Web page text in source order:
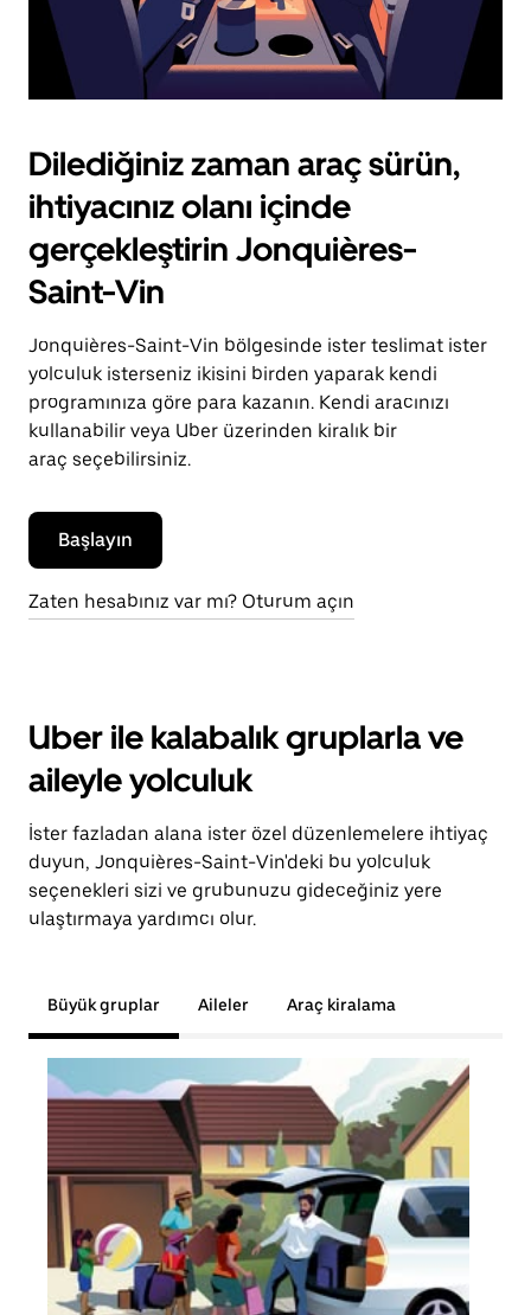
Dilediğiniz zaman araç sürün,
ihtiyacınız olanı içinde
gerçekleştirin Jonquières-
Saint-Vin
Jonquières-Saint-Vin bölgesinde ister teslimat ister
yolculuk isterseniz ikisini birden yaparak kendi
programınıza göre para kazanın. Kendi aracınızı
kullanabilir veya Uber üzerinden kiralık bir
araç seçebilirsiniz.
Başlayın
Zaten hesabınız var mı? Oturum açın
Uber ile kalabalık gruplarla ve
aileyle yolculuk
İster fazladan alana ister özel düzenlemelere ihtiyaç
duyun, Jonquières-Saint-Vin'deki bu yolculuk
seçenekleri sizi ve grubunuzu gideceğiniz yere
ulaştırmaya yardımcı olur.
Büyük gruplar Aileler Araç kiralama